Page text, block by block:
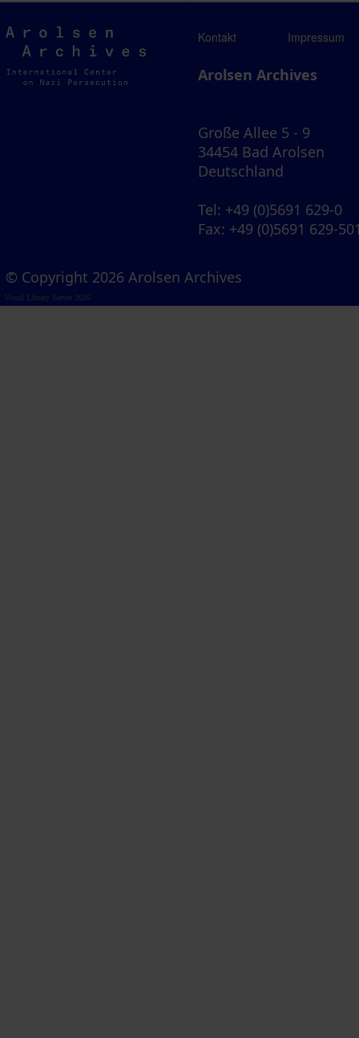
Arolsen
Archives
Kontakt Impressum
Arolsen Archives
Große Allee 5 - 9
34454 Bad Arolsen
Deutschland
Tel: +49 (0)5691 629-0
Fax: +49 (0)5691 629-
© Copyright 2026 Arolsen Archives
Visual Library Server 2026